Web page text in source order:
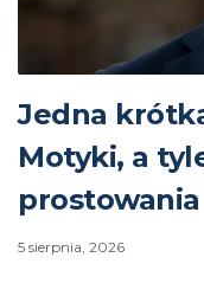
Jedna
Motyki, a
prostowania
5 sierpnia, 2026